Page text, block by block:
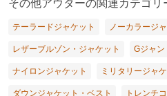
その他アウターの関連カテゴリ
テーラードジャケット ノーカラージ
レザーブルゾン・ジャケット Gジャン
ナイロンジャケット ミリタリージャ
ダウンジャケット・ベスト トレンチ